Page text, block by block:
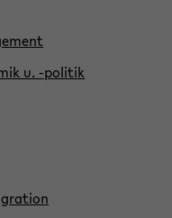
u. -politik